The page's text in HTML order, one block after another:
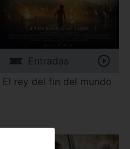
Entradas
El rey del fin del mundo